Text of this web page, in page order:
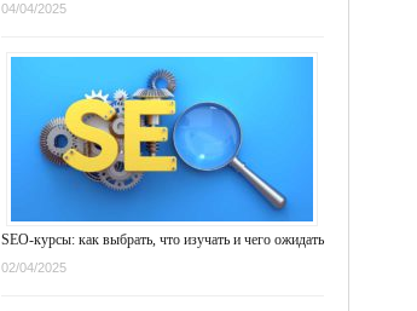
04/04/2025
SEO-курсы: как выбрать, что изучать и чего ожидать
02/04/2025